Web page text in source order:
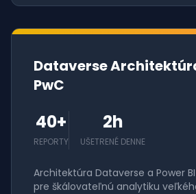
Dataverse
PwC
40+
REPORTY
2h
UŠETRENÉ DENNE
Architektúra Dataverse a Power
pre škálovateľnú analytiku